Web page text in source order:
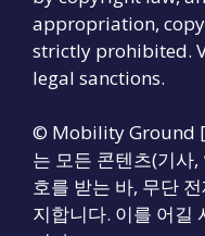
appropriation,
strictly prohibited.
legal sanctions.
© Mobility Ground [
는 모든 콘텐츠(기사
호를 받는 바, 무단
지합니다. 이를 어길